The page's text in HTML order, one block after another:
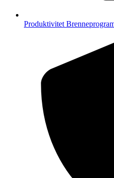
Produktivitet